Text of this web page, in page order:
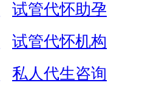
试管代怀助孕
试管代怀机构
私人代生咨询